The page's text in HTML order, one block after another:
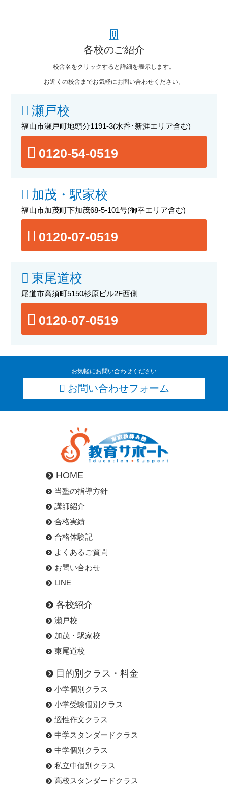
各校のご紹介
校舎名をクリックすると詳細を表示します。
お近くの校舎までお気軽にお問い合わせください。
瀬戸校
福山市瀬戸町地頭分1191-3(水呑･新涯エリア含む)
0120-54-0519
加茂・駅家校
福山市加茂町下加茂68-5-101号(御幸エリア含む)
0120-07-0519
東尾道校
尾道市高須町5150杉原ビル2F西側
0120-07-0519
お気軽にお問い合わせください
お問い合わせフォーム
HOME
当塾の指導方針
講師紹介
合格実績
合格体験記
よくあるご質問
お問い合わせ
LINE
各校紹介
瀬戸校
加茂・駅家校
東尾道校
目的別クラス・料金
小学個別クラス
小学受験個別クラス
適性作文クラス
中学スタンダードクラス
中学個別クラス
私立中個別クラス
高校スタンダードクラス